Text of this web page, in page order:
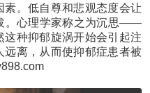
素。低自尊和悲观态度会让
。心理学家称之为沉思——
种抑郁旋涡开始会引起注
离，从而使抑郁症患者被